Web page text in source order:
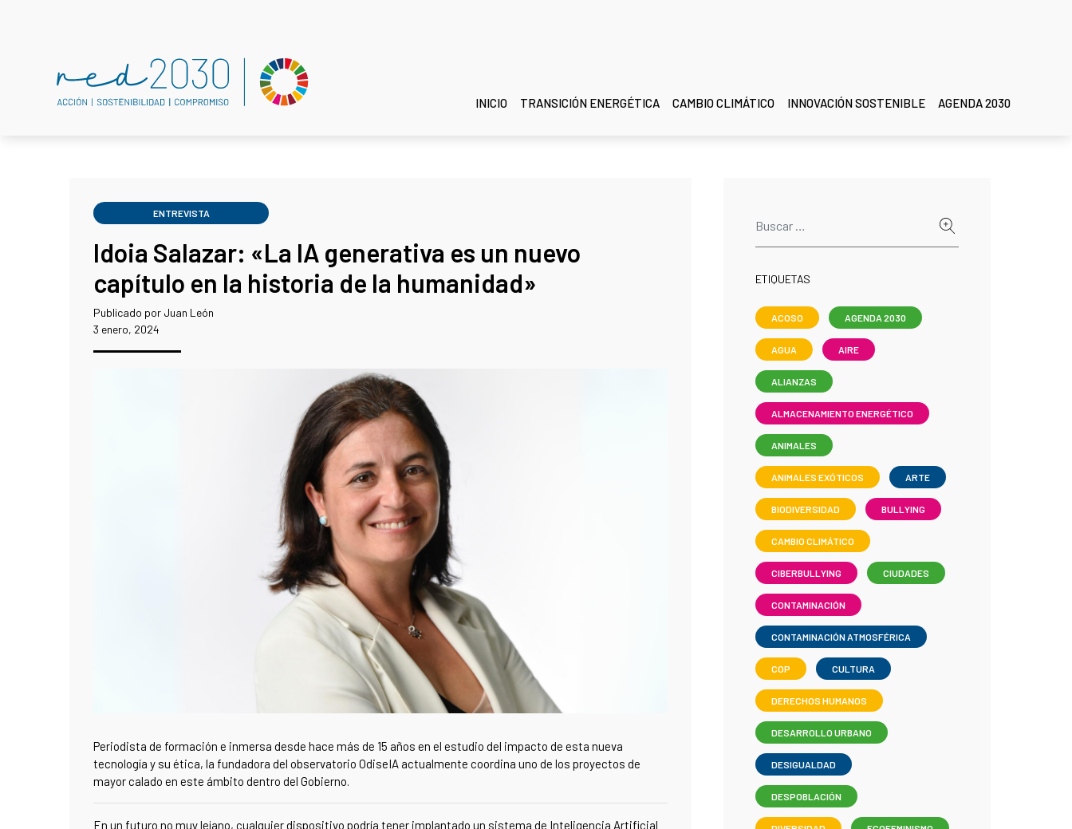
INICIO TRANSICIÓN ENERGÉTICA CAMBIO CLIMÁTICO INNOVACIÓN SOSTENIBLE AGENDA 2030
ENTREVISTA
Idoia Salazar: «La IA generativa es un nuevo
capítulo en la historia de la humanidad»
Publicado por Juan León
3 enero, 2024
Periodista de formación e inmersa desde hace más de 15 años en el estudio del impacto de esta nueva
tecnología y su ética, la fundadora del observatorio OdiseIA actualmente coordina uno de los proyectos de
mayor calado en este ámbito dentro del Gobierno.
En un futuro no muy lejano, cualquier dispositivo podría tener implantado un sistema de Inteligencia Artificial
ETIQUETAS
ACOSO AGENDA 2030
AGUA AIRE
ALIANZAS
ALMACENAMIENTO ENERGÉTICO
ANIMALES
ANIMALES EXÓTICOS ARTE
BIODIVERSIDAD BULLYING
CAMBIO CLIMÁTICO
CIBERBULLYING CIUDADES
CONTAMINACIÓN
CONTAMINACIÓN ATMOSFÉRICA
COP CULTURA
DERECHOS HUMANOS
DESARROLLO URBANO
DESIGUALDAD
DESPOBLACIÓN